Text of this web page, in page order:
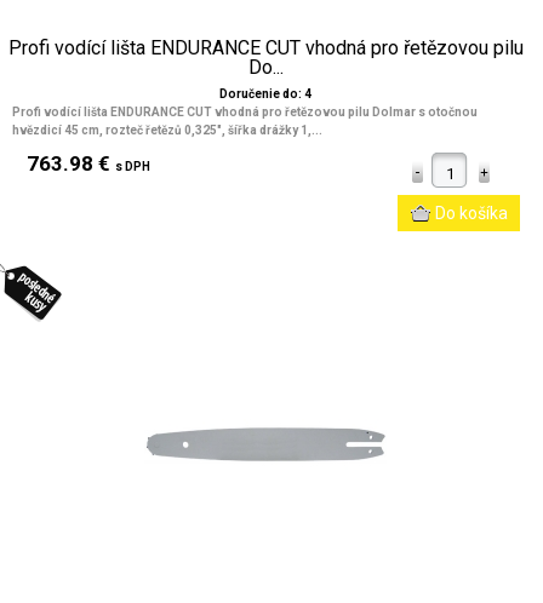
Profi vodící lišta ENDURANCE CUT vhodná pro řetězovou pilu
Do...
Doručenie do: 4
Profi vodící lišta ENDURANCE CUT vhodná pro řetězovou pilu Dolmar s otočnou
hvězdicí 45 cm, rozteč řetězů 0,325", šířka drážky 1,...
763.98 € s DPH